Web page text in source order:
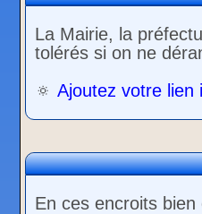
La Mairie, la
tolérés si on ne
🔅 Ajoutez votre lien
En ces encroits